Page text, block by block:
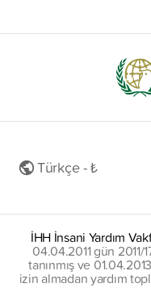
Türkçe - ₺
İHH İnsani Yardım
04.04.2011 gün 2011/
tanınmış ve
izin almadan yardım